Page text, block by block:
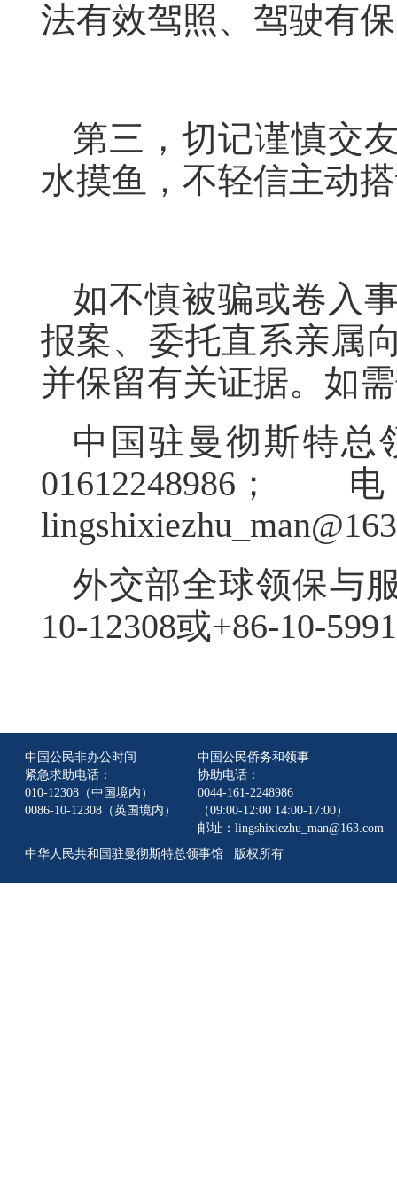
法有效驾照、驾驶有
第三，切记谨慎交
水摸鱼，不轻信主动
如不慎被骗或卷入
报案、委托直系亲属
并保留有关证据。如
中国驻曼彻斯特总
外交部全球领保与
10-12308或+86-10-
中国公民非办公时间
紧急求助电话：
010-12308（中国境内）
0086-10-12308（英国境内）
中国公民侨务和领事
协助电话：
0044-161-2248986
（09:00-12:00 14:00-17:00）
邮址：lingshixiezhu_man@163.com
中华人民共和国驻曼彻斯特总领事馆 版权所有